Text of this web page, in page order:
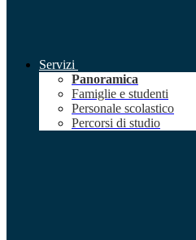
Servizi
Panoramica
Famiglie e studenti
Personale scolastico
Percorsi di studio